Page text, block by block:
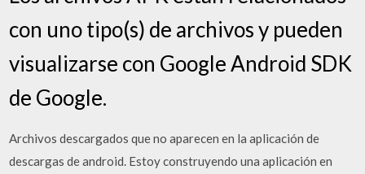
con uno tipo(s) de archivos y pueden
visualizarse con Google Android SDK
de Google.
Archivos descargados que no aparecen en la aplicación de
descargas de android. Estoy construyendo una aplicación en